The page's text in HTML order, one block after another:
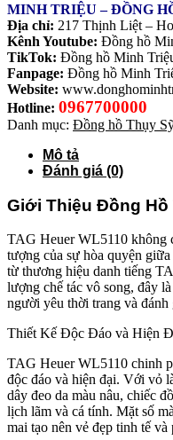
MINH TRIỆU – ĐỒNG
Địa chỉ: 217 Thịnh Liệt –
Kênh Youtube: Đồng hồ
TikTok: Đồng hồ Minh
Fanpage: Đồng hồ Minh
Website:
Hotline: 0967700000
Danh mục: Đồng hồ Thụy
Mô tả
Đánh giá (0)
Giới Thiệu Đồng Hồ
TAG Heuer WL5110 không
tượng của sự hòa quyện
từ thương hiệu danh tiếng
lượng chế tác vô song, đây
người yêu thời trang và đánh
Thiết Kế Độc Đáo và Hiện
TAG Heuer WL5110 chinh
độc đáo và hiện đại. Với vỏ
dây đeo da màu nâu, chiếc
lịch lãm và cá tính. Mặt số
mai tạo nên vẻ đẹp tinh tế và